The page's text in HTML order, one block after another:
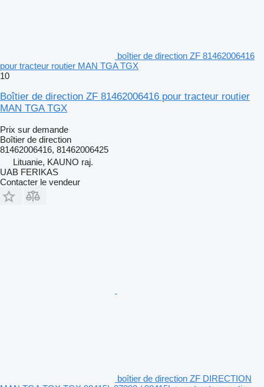
boîtier de direction ZF 81462006416
pour tracteur routier MAN TGA TGX
10
Boîtier de direction ZF 81462006416 pour tracteur routier
MAN TGA TGX
Prix sur demande
Boîtier de direction
81462006416, 81462006425
Lituanie, KAUNO raj.
UAB FERIKAS
Contacter le vendeur
boîtier de direction ZF DIRECTION